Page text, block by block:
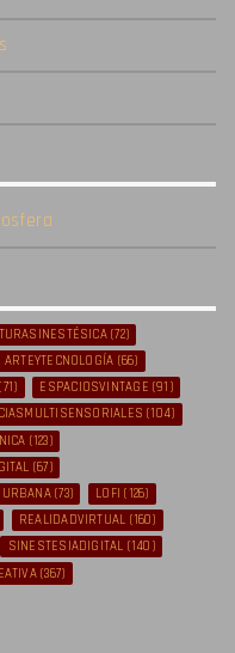
(72)
ARTEYTECNOLOGÍA (66)
(71) ESPACIOSVINTAGE (91)
(104)
(123)
(67)
(73) LOFI (126)
REALIDADVIRTUAL (160)
SINESTESIADIGITAL (140)
(367)